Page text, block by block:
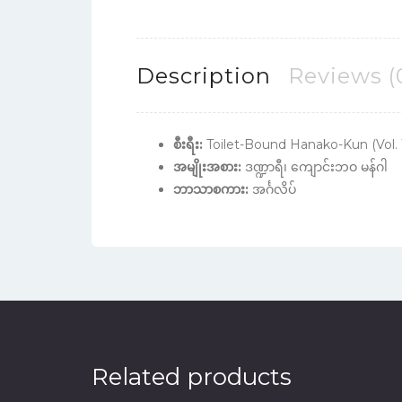
Description Reviews
စီးရီး: Toilet-Bound Hanako-Kun (Vol.
အမျိုးအစား: ဒဏ္ဍာရီ၊ ကျောင်းဘဝ မန်ဂါ
ဘာသာစကား: အင်္ဂလိပ်
Related products